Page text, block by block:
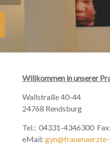
Willkommen in unserer
Wallstraße 40-44
24768 Rendsburg
Tel.: 04331-4346300
eMail: